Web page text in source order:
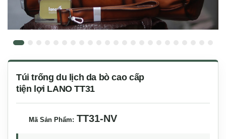
Túi trống du lịch da bò cao cấp
tiện lợi LANO TT31
Mã Sản Phẩm: TT31-NV